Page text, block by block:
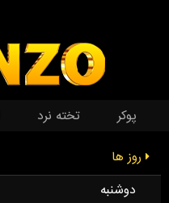
پوکر تخته نرد
روز ها
دوشنبه